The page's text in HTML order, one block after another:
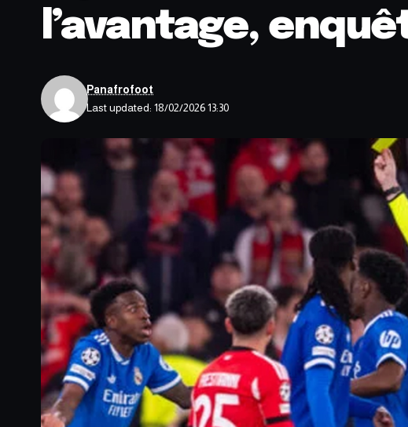
l’avantage,
Last updated: 18/02/2026 13:30
Panafrofoot